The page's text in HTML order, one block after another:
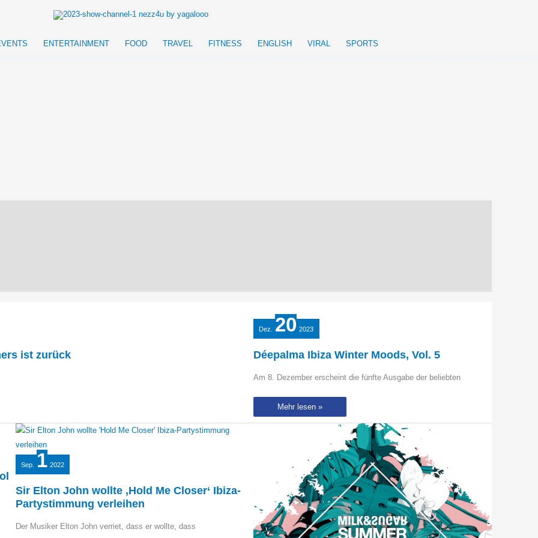
ENTERTAINMENT FOOD TRAVEL FITNESS ENGLISH VIRAL SPORTS
ist zurück
Dez. 20 2023
Déepalma Ibiza Winter Moods, Vol. 5
Am 8. Dezember erscheint die fünfte Ausgabe der beliebten
Déepalma
Winter
Mehr lesen »
Sep. 1 2022
Sir Elton John wollte ‚Hold Me Closer‘ Ibiza-
Partystimmung verleihen
Der Musiker Elton John verriet, dass er wollte, dass